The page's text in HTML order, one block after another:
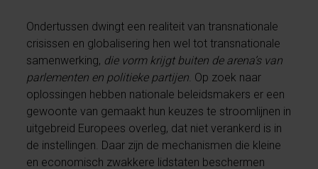
Ondertussen dwingt een realiteit van transnationale
crisissen en globalisering hen wel tot transnationale
samenwerking, die vorm krijgt buiten de arena’s van
parlementen en politieke partijen . Op zoek naar
oplossingen hebben nationale beleidsmakers er een
gewoonte van gemaakt hun keuzes te stroomlijnen in
uitgebreid Europees overleg, dat niet verankerd is in
de instellingen. Daar zijn de mechanismen die kleine
en economisch zwakkere lidstaten beschermen